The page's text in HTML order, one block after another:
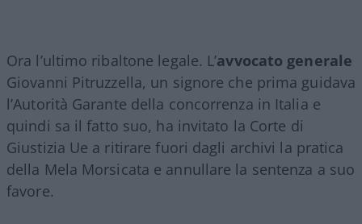
Ora l’ultimo ribaltone legale. L’avvocato generale
Giovanni Pitruzzella, un signore che prima guidava
l’Autorità Garante della concorrenza in Italia e
quindi sa il fatto suo, ha invitato la Corte di
Giustizia Ue a ritirare fuori dagli archivi la pratica
della Mela Morsicata e annullare la sentenza a suo
favore.